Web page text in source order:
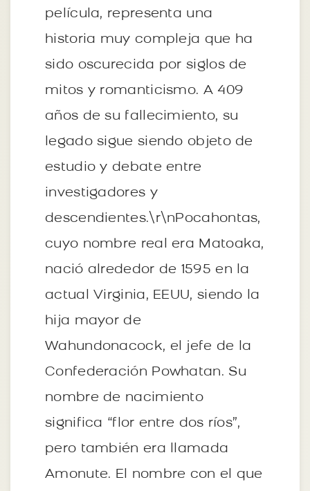
película, representa una
historia muy compleja que ha
sido oscurecida por siglos de
mitos y romanticismo. A 409
años de su fallecimiento, su
legado sigue siendo objeto de
estudio y debate entre
investigadores y
descendientes.\r\nPocahontas,
cuyo nombre real era Matoaka,
nació alrededor de 1595 en la
actual Virginia, EEUU, siendo la
hija mayor de
Wahundonacock, el jefe de la
Confederación Powhatan. Su
nombre de nacimiento
significa “flor entre dos ríos”,
pero también era llamada
Amonute. El nombre con el que